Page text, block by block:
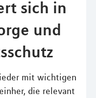
sich in
und
mit wichtigen
die relevant